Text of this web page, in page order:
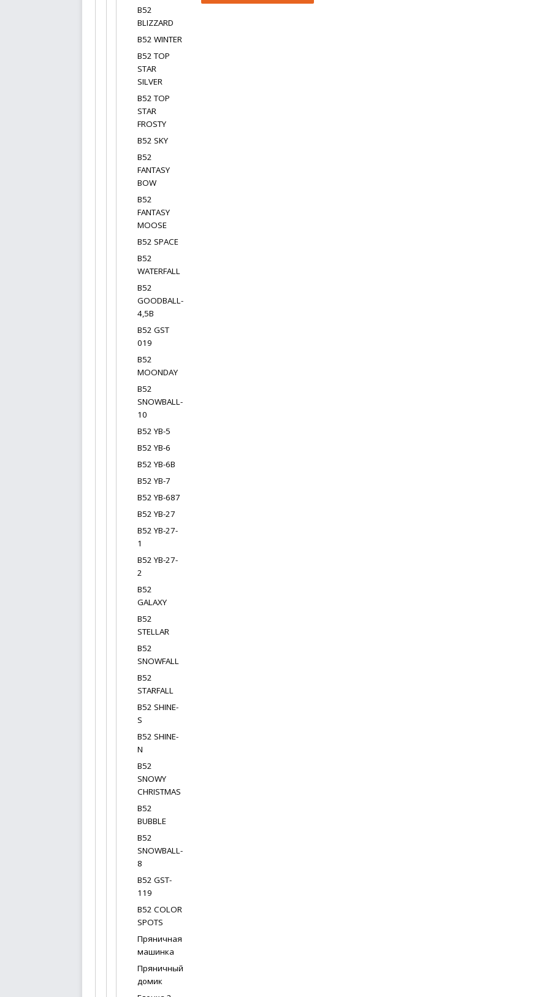
B52
BLIZZARD
B52 WINTER
B52 TOP
STAR
SILVER
B52 TOP
STAR
FROSTY
B52 SKY
B52
FANTASY
BOW
B52
FANTASY
MOOSE
В52 SPACE
B52
WATERFALL
B52
GOODBALL-
4,5В
B52 GST
019
B52
MOONDAY
B52
SNOWBALL-
10
B52 YB-5
В52 YB-6
B52 YB-6B
B52 YB-7
B52 YB-687
B52 YB-27
В52 YB-27-
1
В52 YB-27-
2
B52
GALAXY
B52
STELLAR
B52
SNOWFALL
B52
STARFALL
В52 SHINE-
S
В52 SHINE-
N
В52
SNOWY
CHRISTMAS
В52
BUBBLE
B52
SNOWBALL-
8
B52 GST-
119
В52 COLOR
SPOTS
Пряничная
машинка
Пряничный
домик